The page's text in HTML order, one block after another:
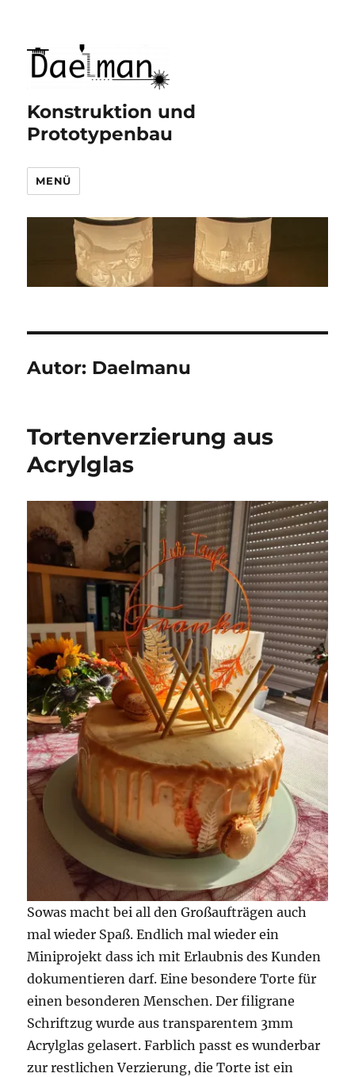
Konstruktion und
Prototypenbau
MENÜ
Autor: Daelmanu
Tortenverzierung aus
Acrylglas
Sowas macht bei all den Großaufträgen auch
mal wieder Spaß. Endlich mal wieder ein
Miniprojekt dass ich mit Erlaubnis des Kunden
dokumentieren darf. Eine besondere Torte für
einen besonderen Menschen. Der filigrane
Schriftzug wurde aus transparentem 3mm
Acrylglas gelasert. Farblich passt es wunderbar
zur restlichen Verzierung, die Torte ist ein